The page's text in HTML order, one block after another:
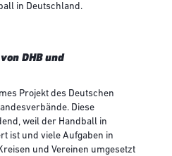
in Deutschland.
DHB und
Projekt des Deutschen
Diese
weil der Handball in
ist und viele Aufgaben in
und Vereinen umgesetzt